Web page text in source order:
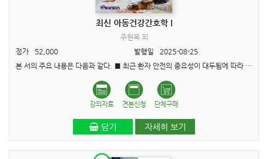
최신 아동건강간호학 I
주현옥 외
정가
52,000 발행일
2025-08-25
본 서의 주요 내용은 다음과 같다. ■ 최근 환자 안전의 중요성이 대두됨에 따라 QSEN 프로젝트가 추가되었고 환자 안전이 강화되었다. QSEN 프로젝트는 “미래의 간호사들이 근무하는 의료시스템의 질과..
강의자료 견본신청 단체구매
담기 자세히 보기